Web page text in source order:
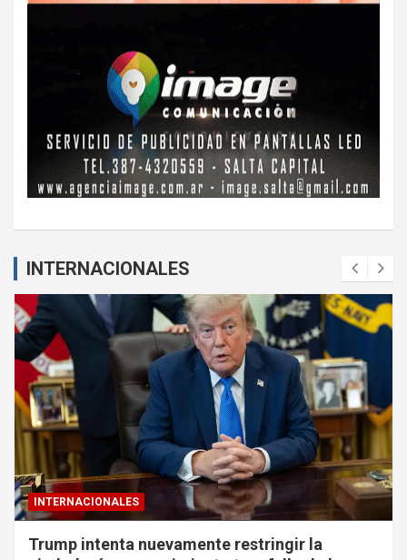
INTERNACIONALES
INTERNACIONALES
Trump intenta nuevamente restringir la